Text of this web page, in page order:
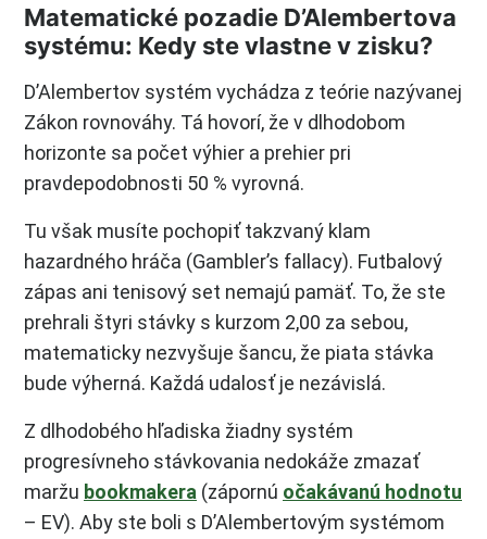
Matematické pozadie D’Alembertova
systému: Kedy ste vlastne v zisku?
D’Alembertov systém vychádza z teórie nazývanej
Zákon rovnováhy. Tá hovorí, že v dlhodobom
horizonte sa počet výhier a prehier pri
pravdepodobnosti 50 % vyrovná.
Tu však musíte pochopiť takzvaný klam
hazardného hráča (Gambler’s fallacy). Futbalový
zápas ani tenisový set nemajú pamäť. To, že ste
prehrali štyri stávky s kurzom 2,00 za sebou,
matematicky nezvyšuje šancu, že piata stávka
bude výherná. Každá udalosť je nezávislá.
Z dlhodobého hľadiska žiadny systém
progresívneho stávkovania nedokáže zmazať
maržu bookmakera (zápornú očakávanú hodnotu
– EV). Aby ste boli s D’Alembertovým systémom